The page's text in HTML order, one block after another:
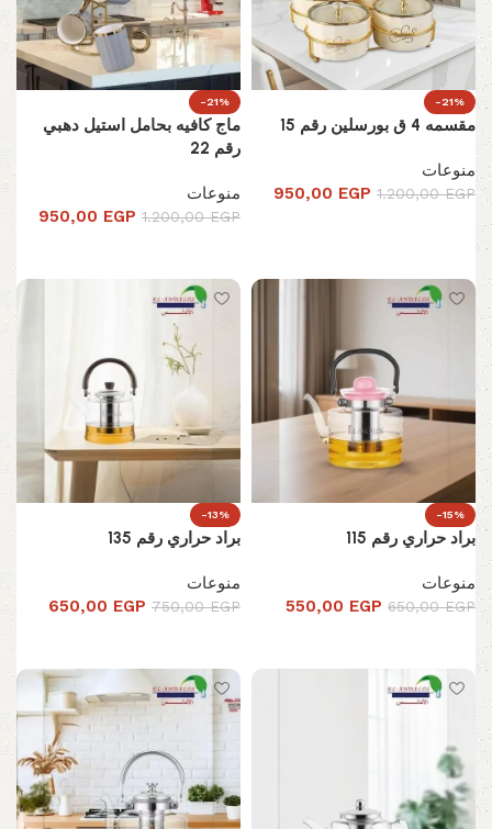
-21%
مقسمه 4 ق بورسلين رقم 15
منوعات
1.200,00EGP
950,00 EGP
-21%
ماج كافيه بحامل استيل دهبي
رقم 22
منوعات
1.200,00EGP
950,00 EGP
-15%
براد حراري رقم 115
منوعات
650,00EGP
550,00 EGP
-13%
براد حراري رقم 135
منوعات
750,00EGP
650,00 EGP